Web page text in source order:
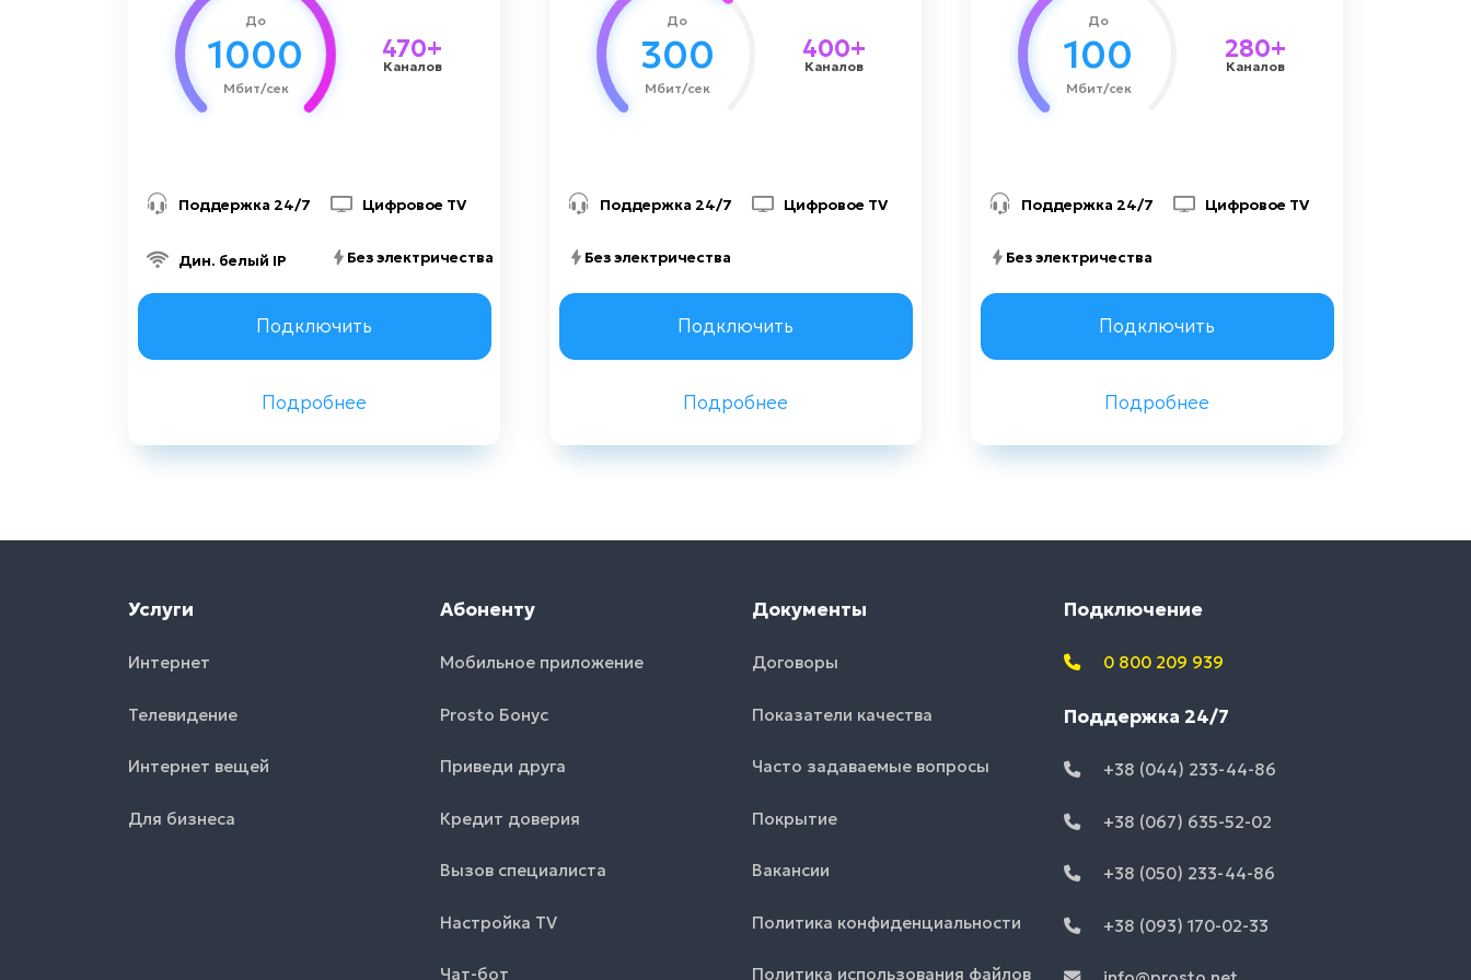
До
1000
Мбит/сек
470+
Каналов
Поддержка 24/7 Цифровое TV
Дин. белый IP Без электричества
Подключить
Подробнее
Киноман
Динамический IP-адрес
Заказать консультацию
Назад
До
300
Мбит/сек
400+
Каналов
Поддержка 24/7 Цифровое TV
Без электричества
Подключить
Подробнее
Стоимость подключения
1500 грн
Заказать консультацию
Назад
До
100
Мбит/сек
280+
Каналов
Поддержка 24/7 Цифровое TV
Без электричества
Подключить
Подробнее
Стоимость подключения
1500 грн
Заказать консультацию
Назад
Услуги
Интернет
Телевидение
Интернет вещей
Для бизнеса
Абоненту
Мобильное приложение
Prosto Бонус
Приведи друга
Кредит доверия
Вызов специалиста
Настройка TV
Чат-бот
Документы
Договоры
Показатели качества
Часто задаваемые вопросы
Покрытие
Вакансии
Политика конфиденциальности
Политика использования файлов
Подключение
0 800 209 939
Поддержка 24/7
+38 (044) 233-44-86
+38 (067) 635-52-02
+38 (050) 233-44-86
+38 (093) 170-02-33